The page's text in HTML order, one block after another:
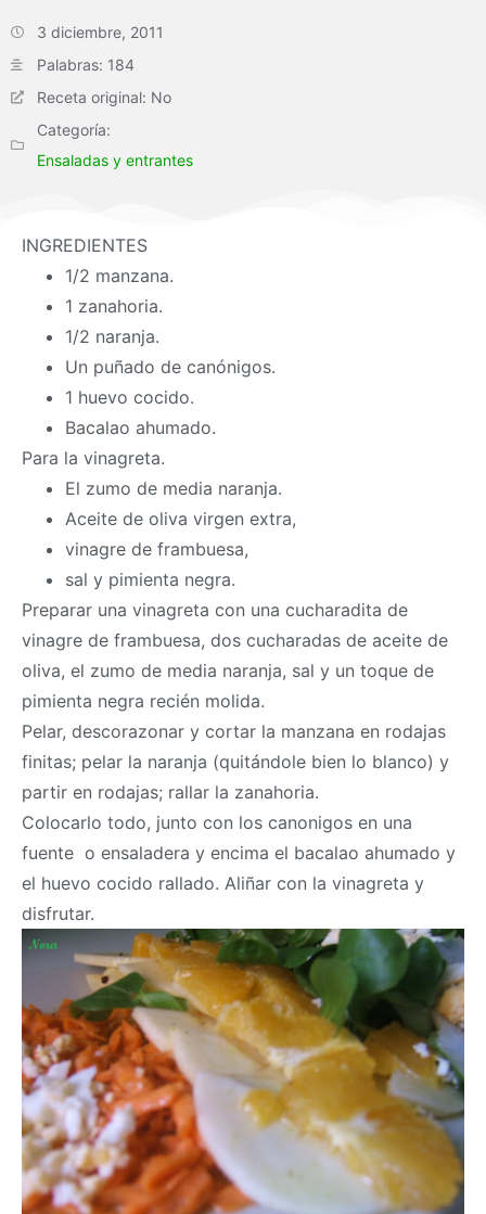
3 diciembre, 2011
Palabras: 184
Receta original: No
Categoría:
Ensaladas y entrantes
INGREDIENTES
1/2 manzana.
1 zanahoria.
1/2 naranja.
Un puñado de canónigos.
1 huevo cocido.
Bacalao ahumado.
Para la vinagreta.
El zumo de media naranja.
Aceite de oliva virgen extra,
vinagre de frambuesa,
sal y pimienta negra.
Preparar una vinagreta con una cucharadita de
vinagre de frambuesa, dos cucharadas de aceite de
oliva, el zumo de media naranja, sal y un toque de
pimienta negra recién molida.
Pelar, descorazonar y cortar la manzana en rodajas
finitas; pelar la naranja (quitándole bien lo blanco) y
partir en rodajas; rallar la zanahoria.
Colocarlo todo, junto con los canonigos en una
fuente o ensaladera y encima el bacalao ahumado y
el huevo cocido rallado. Aliñar con la vinagreta y
disfrutar.